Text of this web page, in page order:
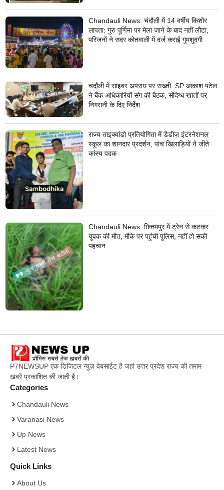
Chandauli News: चंदौली में 14 वर्षीय किशोर
लापता: गुरु पूर्णिमा पर मेला जाने के बाद नहीं लौटा,
परिजनों ने सदर कोतवाली में दर्ज कराई गुमशुदगी
चंदौली में साइबर अपराध पर सख्ती: SP आकाश पटेल
ने बैंक अधिकारियों संग की बैठक, संदिग्ध खातों पर
निगरानी के दिए निर्देश
राज्य ताइक्वांडो प्रतियोगिता में डैडीज़ इंटरनेशनल
स्कूल का शानदार प्रदर्शन, पांच खिलाड़ियों ने जीते
कांस्य पदक
Chandauli News: छित्तमपुर में ट्रेन से कटकर
युवक की मौत, मौके पर पहुंची पुलिस, नहीं हो सकी
पहचान
P7NEWSUP एक डिजिटल न्यूज़ वेबसाईट है जहां उत्तर प्रदेश राज्य की तमाम
खबरें प्रकाशित की जाती है।
Categories
Chandauli News
Varanasi News
Up News
Latest News
Quick Links
About Us